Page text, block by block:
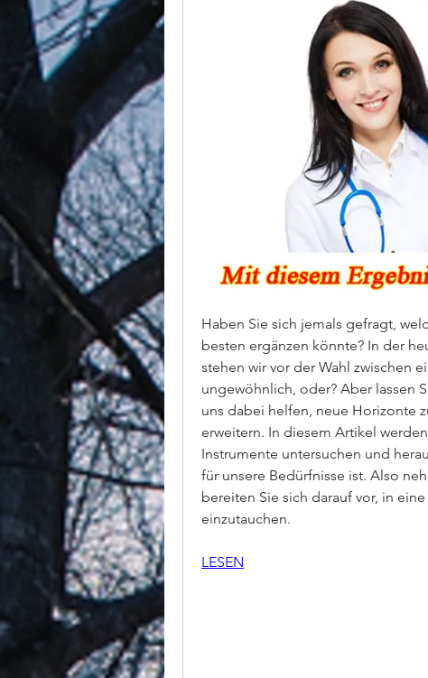
Haben Sie sich jemals gefragt,
besten ergänzen könnte? In der
stehen wir vor der Wahl zwischen
ungewöhnlich, oder? Aber lassen
uns dabei helfen, neue Horizonte
erweitern. In diesem Artikel
Instrumente untersuchen und
für unsere Bedürfnisse ist. Also
bereiten Sie sich darauf vor, in
einzutauchen.
LESEN